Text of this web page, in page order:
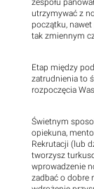
utrzymywać z
początku,
tak zmiennym
Etap między
zatrudnienia to
rozpoczęcia
Świetnym
opiekuna,
Rekrutacji (lub
tworzysz
wprowadzenie
zadbać o dobre